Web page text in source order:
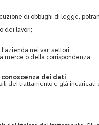
di obblighi di legge,
dei lavori;
nei vari settori;
merce o della corrispondenza
conoscenza dei dati
dei trattamento e glà incaricati